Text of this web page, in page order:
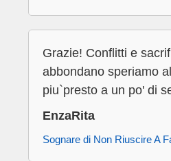
Grazie! Conflitti e
abbondano speriamo al
piu`presto a un po' di
EnzaRita
Sognare di Non Riuscire A